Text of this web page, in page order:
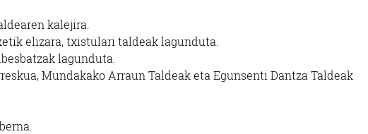
kalejira.
elizara, txistulari taldeak lagunduta.
lagunduta.
Mundakako Arraun Taldeak eta Egunsenti Dantza Taldeak